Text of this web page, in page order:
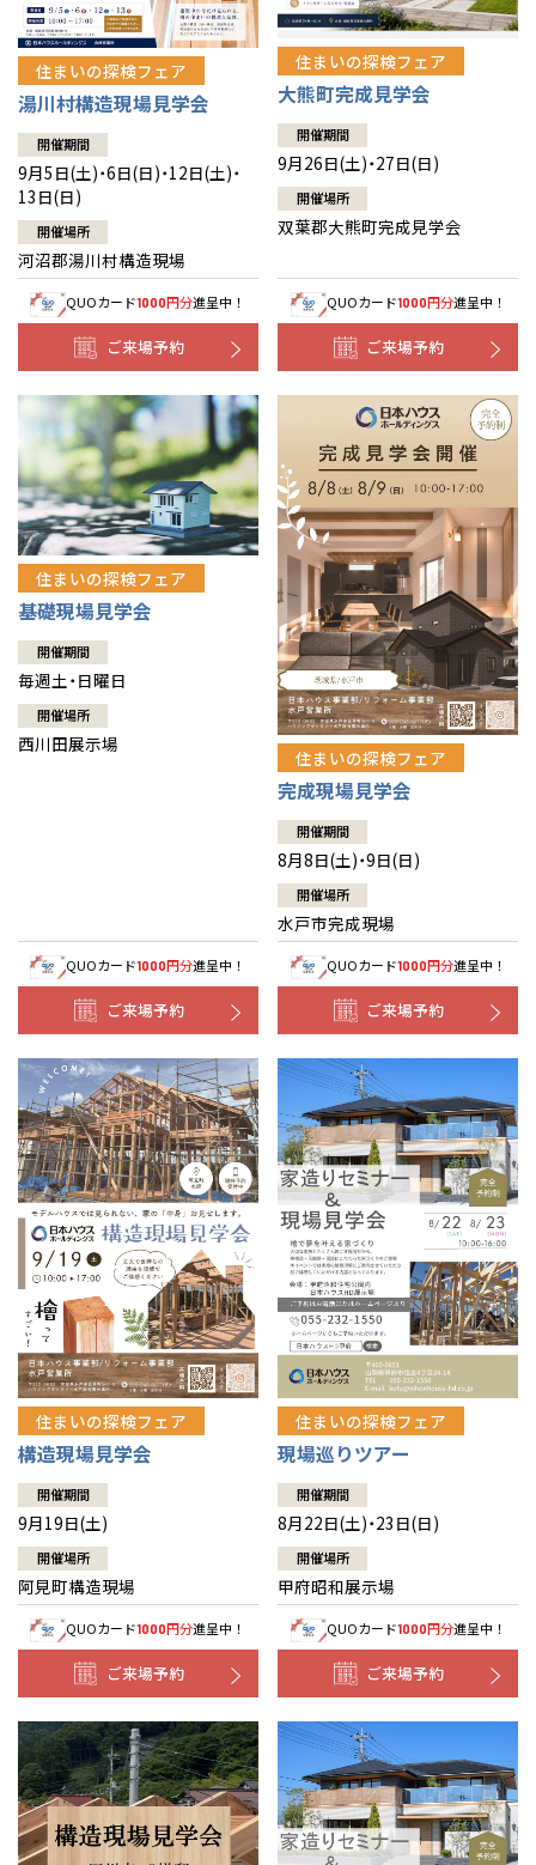
住まいの探検フェア
湯川村構造現場見学会
開催期間
9月5日(土)・6日(日)・12日(土)・
13日(日)
開催場所
河沼郡湯川村構造現場
QUOカード1000円分進呈中！
ご来場予約
住まいの探検フェア
大熊町完成見学会
開催期間
9月26日(土)・27日(日)
開催場所
双葉郡大熊町完成見学会
QUOカード1000円分進呈中！
ご来場予約
住まいの探検フェア
基礎現場見学会
開催期間
毎週土・日曜日
開催場所
西川田展示場
QUOカード1000円分進呈中！
ご来場予約
住まいの探検フェア
完成現場見学会
開催期間
8月8日(土)・9日(日)
開催場所
水戸市完成現場
QUOカード1000円分進呈中！
ご来場予約
住まいの探検フェア
構造現場見学会
開催期間
9月19日(土)
開催場所
阿見町構造現場
QUOカード1000円分進呈中！
ご来場予約
住まいの探検フェア
現場巡りツアー
開催期間
8月22日(土)・23日(日)
開催場所
甲府昭和展示場
QUOカード1000円分進呈中！
ご来場予約